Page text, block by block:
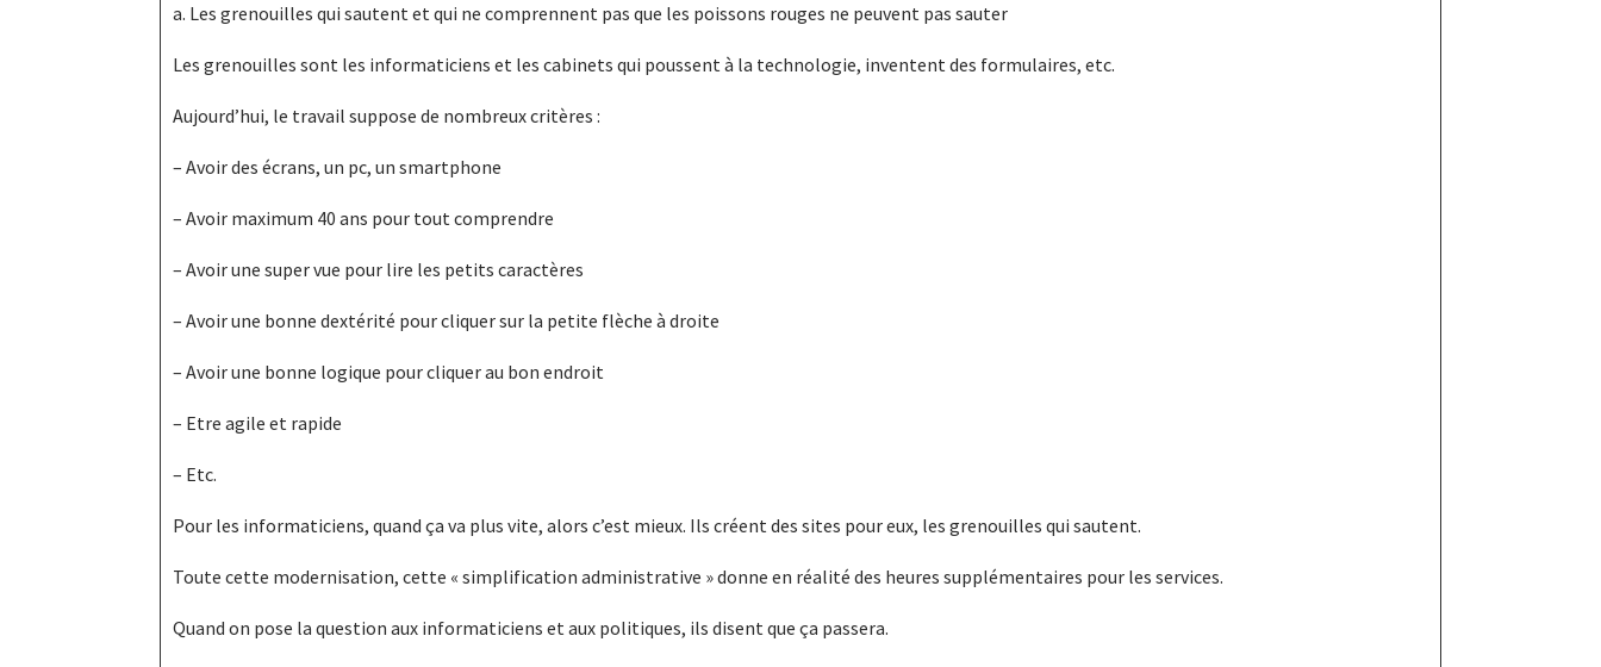
a. Les grenouilles qui sautent et qui ne comprennent pas que les poissons rouges ne peuvent pas sauter
Les grenouilles sont les informaticiens et les cabinets qui poussent à la technologie, inventent des formulaires, etc.
Aujourd’hui, le travail suppose de nombreux critères :
– Avoir des écrans, un pc, un smartphone
– Avoir maximum 40 ans pour tout comprendre
– Avoir une super vue pour lire les petits caractères
– Avoir une bonne dextérité pour cliquer sur la petite flèche à droite
– Avoir une bonne logique pour cliquer au bon endroit
– Etre agile et rapide
– Etc.
Pour les informaticiens, quand ça va plus vite, alors c’est mieux. Ils créent des sites pour eux, les grenouilles qui sautent.
Toute cette modernisation, cette « simplification administrative » donne en réalité des heures supplémentaires pour les services.
Quand on pose la question aux informaticiens et aux politiques, ils disent que ça passera.